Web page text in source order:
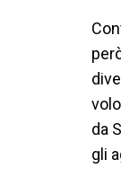
da
gli